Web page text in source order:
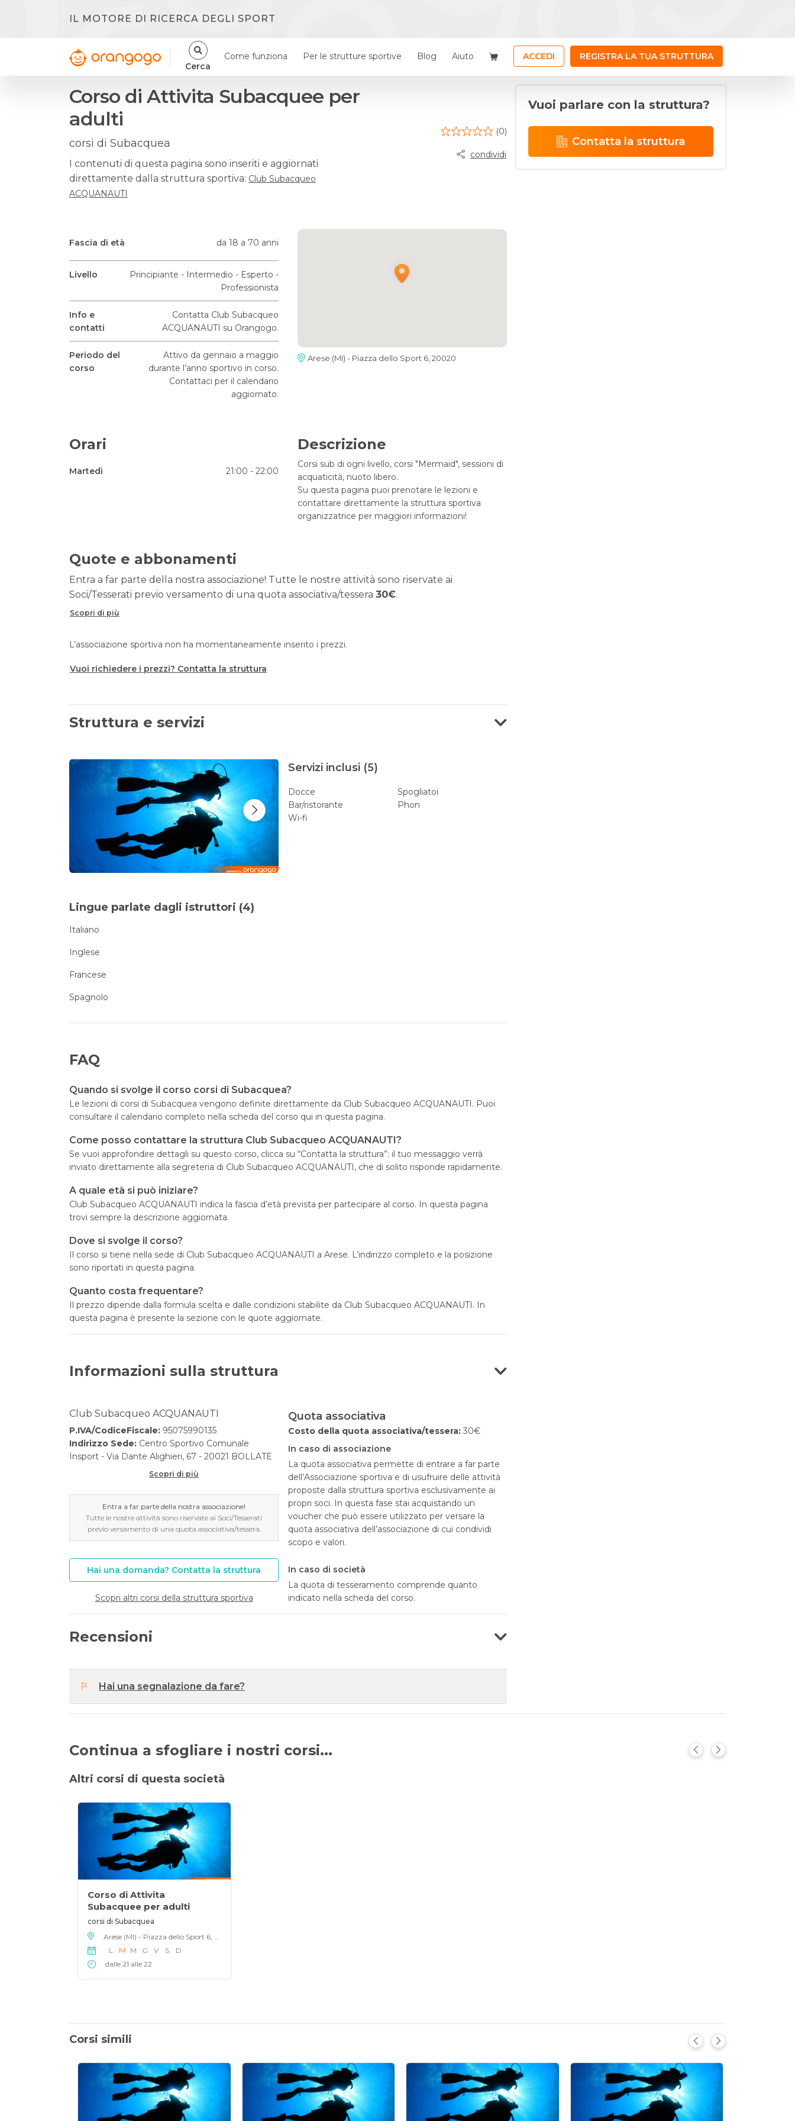
IL MOTORE DI RICERCA DEGLI SPORT
Cerca
Come funziona Per le strutture sportive Blog Aiuto ACCEDI REGISTRA LA TUA STRUTTURA
Corso di Attivita Subacquee per
adulti
corsi di Subacquea
I contenuti di questa pagina sono inseriti e aggiornati
direttamente dalla struttura sportiva: Club Subacqueo
ACQUANAUTI
(0)
condividi
Fascia di età da 18 a 70 anni
Livello
Principiante - Intermedio - Esperto -
Professionista
Info e
contatti
Contatta Club Subacqueo
ACQUANAUTI su Orangogo.
Periodo del
corso
Attivo da gennaio a maggio
durante l’anno sportivo in corso.
Contattaci per il calendario
aggiornato.
Arese (MI) - Piazza dello Sport 6, 20020
Orari
Martedì 21:00 - 22:00
Descrizione
Corsi sub di ogni livello, corsi "Mermaid", sessioni di
acquaticità, nuoto libero.
Su questa pagina puoi prenotare le lezioni e
contattare direttamente la struttura sportiva
organizzatrice per maggiori informazioni!
Quote e abbonamenti
Entra a far parte della nostra associazione! Tutte le nostre attività sono riservate ai
Soci/Tesserati previo versamento di una quota associativa/tessera 30€.
Scopri di più
L’associazione sportiva non ha momentaneamente inserito i prezzi.
Vuoi richiedere i prezzi? Contatta la struttura
Struttura e servizi
Servizi inclusi (5)
Docce
Spogliatoi
Bar/ristorante
Phon
Wi-fi
Lingue parlate dagli istruttori (4)
Italiano
Inglese
Francese
Spagnolo
FAQ
Quando si svolge il corso corsi di Subacquea?
Le lezioni di corsi di Subacquea vengono definite direttamente da Club Subacqueo ACQUANAUTI. Puoi
consultare il calendario completo nella scheda del corso qui in questa pagina.
Come posso contattare la struttura Club Subacqueo ACQUANAUTI?
Se vuoi approfondire dettagli su questo corso, clicca su “Contatta la struttura”: il tuo messaggio verrà
inviato direttamente alla segreteria di Club Subacqueo ACQUANAUTI, che di solito risponde rapidamente.
A quale età si può iniziare?
Club Subacqueo ACQUANAUTI indica la fascia d’età prevista per partecipare al corso. In questa pagina
trovi sempre la descrizione aggiornata.
Dove si svolge il corso?
Il corso si tiene nella sede di Club Subacqueo ACQUANAUTI a Arese. L’indirizzo completo e la posizione
sono riportati in questa pagina.
Quanto costa frequentare?
Il prezzo dipende dalla formula scelta e dalle condizioni stabilite da Club Subacqueo ACQUANAUTI. In
questa pagina è presente la sezione con le quote aggiornate.
Informazioni sulla struttura
Club Subacqueo ACQUANAUTI
P.IVA/CodiceFiscale: 95075990135
Indirizzo Sede: Centro Sportivo Comunale
Insport - Via Dante Alighieri, 67 - 20021 BOLLATE
Scopri di più
Entra a far parte della nostra associazione!
Tutte le nostre attività sono riservate ai Soci/Tesserati
previo versamento di una quota associativa/tessera.
Hai una domanda? Contatta la struttura
Scopri altri corsi della struttura sportiva
Quota associativa
Costo della quota associativa/tessera: 30€
In caso di associazione
La quota associativa permette di entrare a far parte
dell’Associazione sportiva e di usufruire delle attività
proposte dalla struttura sportiva esclusivamente ai
propri soci. In questa fase stai acquistando un
voucher che può essere utilizzato per versare la
quota associativa dell’associazione di cui condividi
scopo e valori.
In caso di società
La quota di tesseramento comprende quanto
indicato nella scheda del corso.
Recensioni
Hai una segnalazione da fare?
Vuoi parlare con la struttura?
Contatta la struttura
Continua a sfogliare i nostri corsi...
Altri corsi di questa società
Corso di Attivita
Subacquee per adulti
corsi di Subacquea
L
M M G V S
D
dalle 21 alle 22
Corsi simili